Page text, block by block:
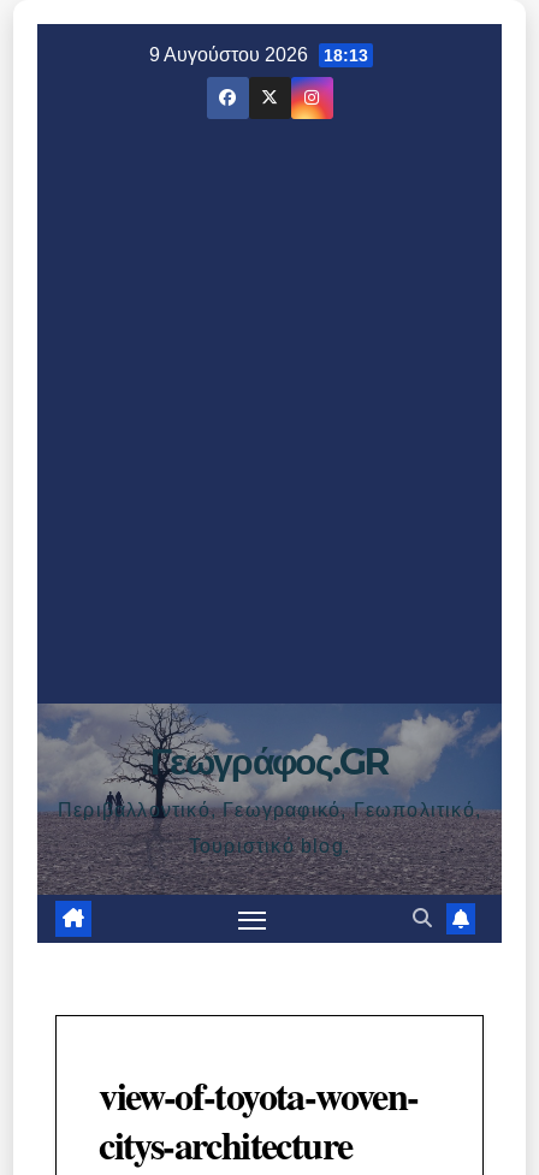
9 Αυγούστου 2026 18:13
Γεωγράφος.GR
Περιβαλλοντικό, Γεωγραφικό, Γεωπολιτικό,
Τουριστικό blog.
view-of-toyota-woven-
citys-architecture